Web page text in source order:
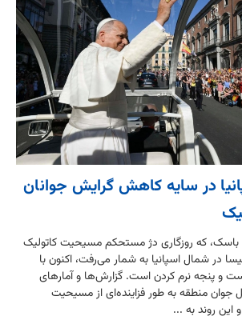
در سایه کاهش گرایش جوانان
که روزگاری دژ مستحکم مسیحیت کاتولیک
در شمال اسپانیا به شمار می‌رفت، اکنون با
و پنجه نرم کردن است. گزارش‌ها و آمارهای
منطقه به طور فزاینده‌ای از مسیحیت
این روند به ...